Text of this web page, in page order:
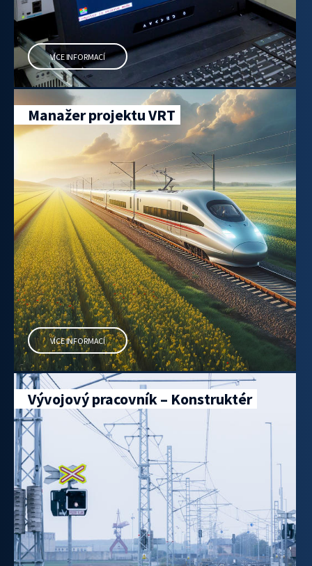
VÍCE INFORMACÍ
Manažer projektu VRT
VÍCE INFORMACÍ
Vývojový pracovník – Konstruktér